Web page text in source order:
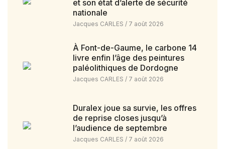
et son état d’alerte de sécurité
nationale
Jacques CARLES 7 août 2026
À Font-de-Gaume, le carbone 14
livre enfin l’âge des peintures
paléolithiques de Dordogne
Jacques CARLES 7 août 2026
Duralex joue sa survie, les offres
de reprise closes jusqu’à
l’audience de septembre
Jacques CARLES 7 août 2026